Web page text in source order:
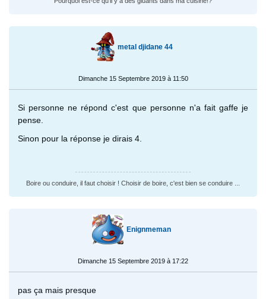
metal djidane 44
Dimanche 15 Septembre 2019 à 11:50
Si personne ne répond c'est que personne n'a fait gaffe je
pense.
Sinon pour la réponse je dirais 4.
Boire ou conduire, il faut choisir ! Choisir de boire, c'est bien se conduire ...
Enignmeman
Dimanche 15 Septembre 2019 à 17:22
pas ça mais presque